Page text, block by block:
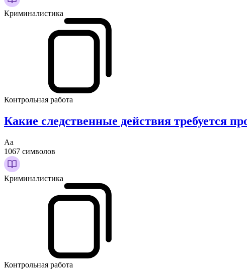
Криминалистика
Контрольная работа
Какие следственные действия требуется
Аа
1067 символов
Криминалистика
Контрольная работа